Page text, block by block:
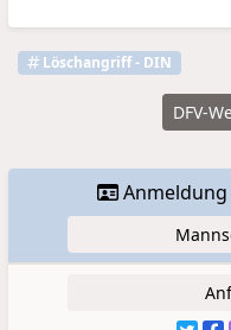
Löschangriff - DIN
DFV-
Anmeldung